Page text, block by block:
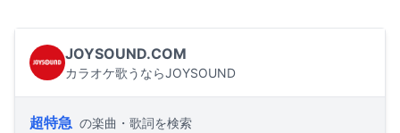
JOYSOUND.COM
カラオケ歌うならJOYSOUND
超特急 の楽曲・歌詞を検索